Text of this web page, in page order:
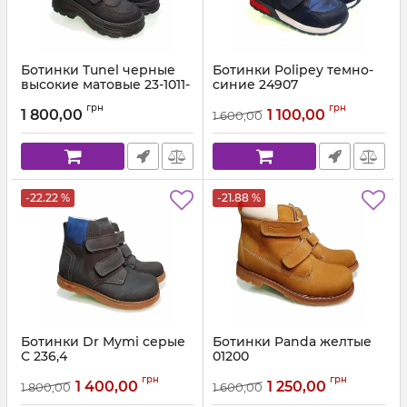
Ботинки Tunel черные
высокие матовые 23-1011-
Артикул: 23-1011-2 (31-36)
1 800,00 грн
Ботинки Polipey темно-
cиние 24907
1 600,00 1 100,00 грн
-22.22 %
Ботинки Dr Mymi cерые
С 236,4
1 800,00 1 400,00 грн
-21.88 %
Ботинки Panda желтые
01200
1 600,00 1 250,00 грн